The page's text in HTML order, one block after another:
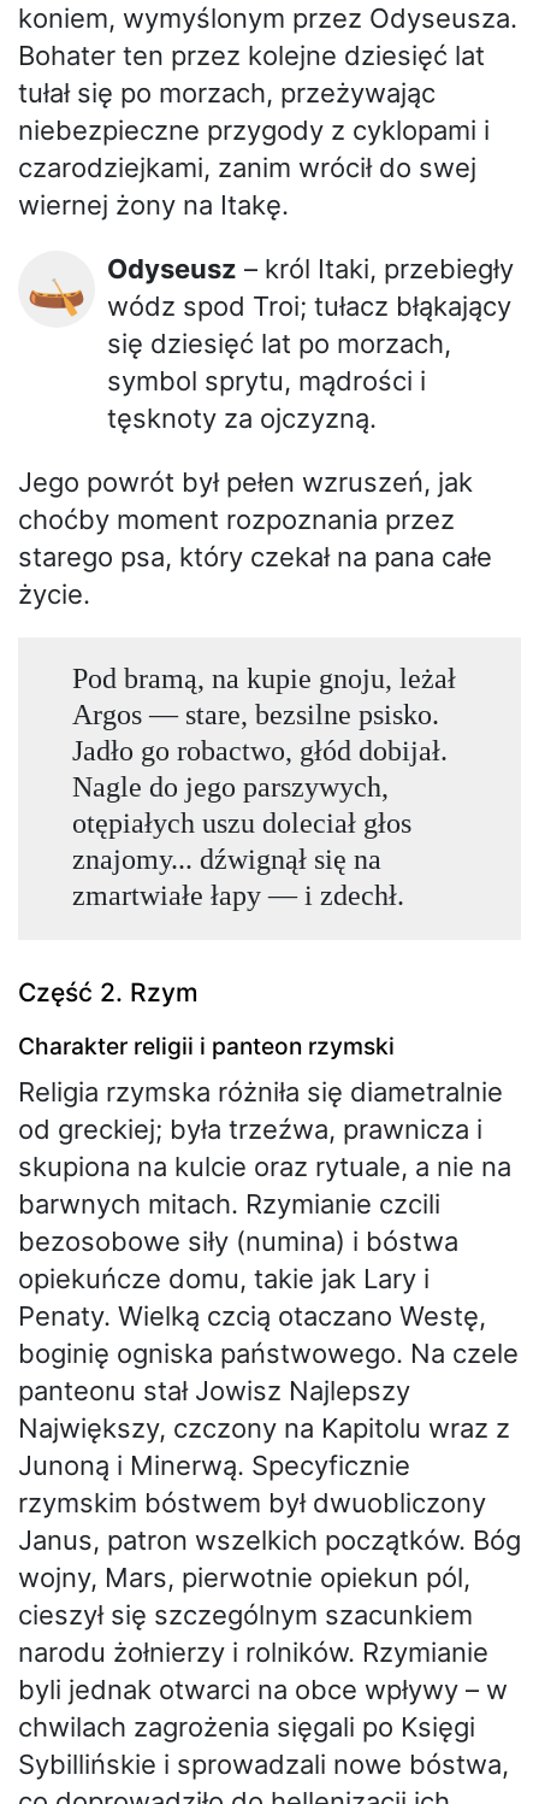
koniem, wymyślonym przez Odyseusza.
Bohater ten przez kolejne dziesięć lat
tułał się po morzach, przeżywając
niebezpieczne przygody z cyklopami i
czarodziejkami, zanim wrócił do swej
wiernej żony na Itakę.
🛶 Odyseusz – król Itaki, przebiegły
wódz spod Troi; tułacz błąkający
się dziesięć lat po morzach,
symbol sprytu, mądrości i
tęsknoty za ojczyzną.
Jego powrót był pełen wzruszeń, jak
choćby moment rozpoznania przez
starego psa, który czekał na pana całe
życie.
Pod bramą, na kupie gnoju, leżał
Argos — stare, bezsilne psisko.
Jadło go robactwo, głód dobijał.
Nagle do jego parszywych,
otępiałych uszu doleciał głos
znajomy... dźwignął się na
zmartwiałe łapy — i zdechł.
Część 2. Rzym
Charakter religii i panteon rzymski
Religia rzymska różniła się diametralnie
od greckiej; była trzeźwa, prawnicza i
skupiona na kulcie oraz rytuale, a nie na
barwnych mitach. Rzymianie czcili
bezosobowe siły (numina) i bóstwa
opiekuńcze domu, takie jak Lary i
Penaty. Wielką czcią otaczano Westę,
boginię ogniska państwowego. Na czele
panteonu stał Jowisz Najlepszy
Największy, czczony na Kapitolu wraz z
Junoną i Minerwą. Specyficznie
rzymskim bóstwem był dwuobliczony
Janus, patron wszelkich początków. Bóg
wojny, Mars, pierwotnie opiekun pól,
cieszył się szczególnym szacunkiem
narodu żołnierzy i rolników. Rzymianie
byli jednak otwarci na obce wpływy – w
chwilach zagrożenia sięgali po Księgi
Sybillińskie i sprowadzali nowe bóstwa,